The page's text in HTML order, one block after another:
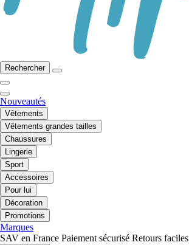
Rechercher
Nouveautés
Vêtements
Vêtements grandes tailles
Chaussures
Lingerie
Sport
Accessoires
Pour lui
Décoration
Promotions
Marques
SAV en France Paiement sécurisé Retours faciles